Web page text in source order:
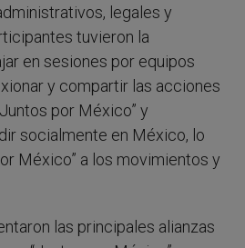
legales y
tuvieron la
en sesiones por equipos
y compartir las acciones
por México” y
socialmente en México, lo
México” a los movimientos y
las principales alianzas